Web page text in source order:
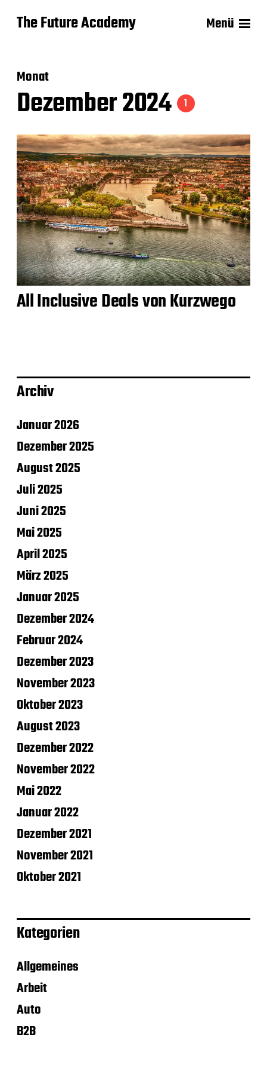
The Future Academy Menü
Monat
Dezember 2024 1
All Inclusive Deals von Kurzwego
Archiv
Januar 2026
Dezember 2025
August 2025
Juli 2025
Juni 2025
Mai 2025
April 2025
März 2025
Januar 2025
Dezember 2024
Februar 2024
Dezember 2023
November 2023
Oktober 2023
August 2023
Dezember 2022
November 2022
Mai 2022
Januar 2022
Dezember 2021
November 2021
Oktober 2021
Kategorien
Allgemeines
Arbeit
Auto
B2B